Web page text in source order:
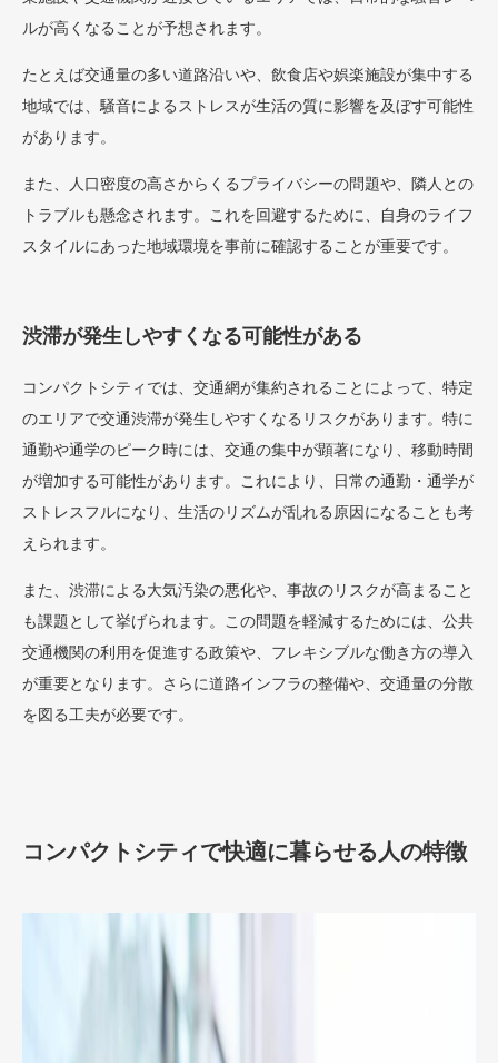
ルが高くなることが予想されます。
たとえば交通量の多い道路沿いや、飲食店や娯楽施設が集中する
地域では、騒音によるストレスが生活の質に影響を及ぼす可能性
があります。
また、人口密度の高さからくるプライバシーの問題や、隣人との
トラブルも懸念されます。これを回避するために、自身のライフ
スタイルにあった地域環境を事前に確認することが重要です。
渋滞が発生しやすくなる可能性がある
コンパクトシティでは、交通網が集約されることによって、特定
のエリアで交通渋滞が発生しやすくなるリスクがあります。特に
通勤や通学のピーク時には、交通の集中が顕著になり、移動時間
が増加する可能性があります。これにより、日常の通勤・通学が
ストレスフルになり、生活のリズムが乱れる原因になることも考
えられます。
また、渋滞による大気汚染の悪化や、事故のリスクが高まること
も課題として挙げられます。この問題を軽減するためには、公共
交通機関の利用を促進する政策や、フレキシブルな働き方の導入
が重要となります。さらに道路インフラの整備や、交通量の分散
を図る工夫が必要です。
コンパクトシティで快適に暮らせる人の特徴